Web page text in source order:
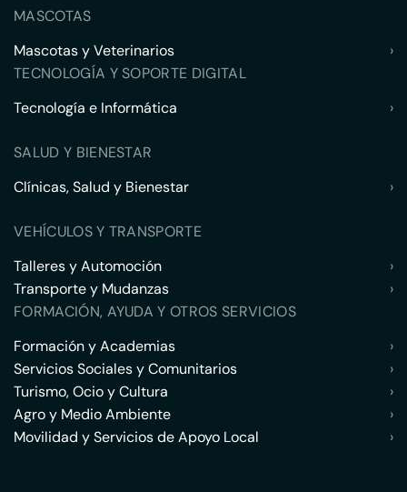
MASCOTAS
Mascotas y Veterinarios
›
TECNOLOGÍA Y SOPORTE DIGITAL
Tecnología e Informática
›
SALUD Y BIENESTAR
Clínicas, Salud y Bienestar
›
VEHÍCULOS Y TRANSPORTE
Talleres y Automoción
›
Transporte y Mudanzas
›
FORMACIÓN, AYUDA Y OTROS SERVICIOS
Formación y Academias
›
Servicios Sociales y Comunitarios
›
Turismo, Ocio y Cultura
›
Agro y Medio Ambiente
›
Movilidad y Servicios de Apoyo Local
›